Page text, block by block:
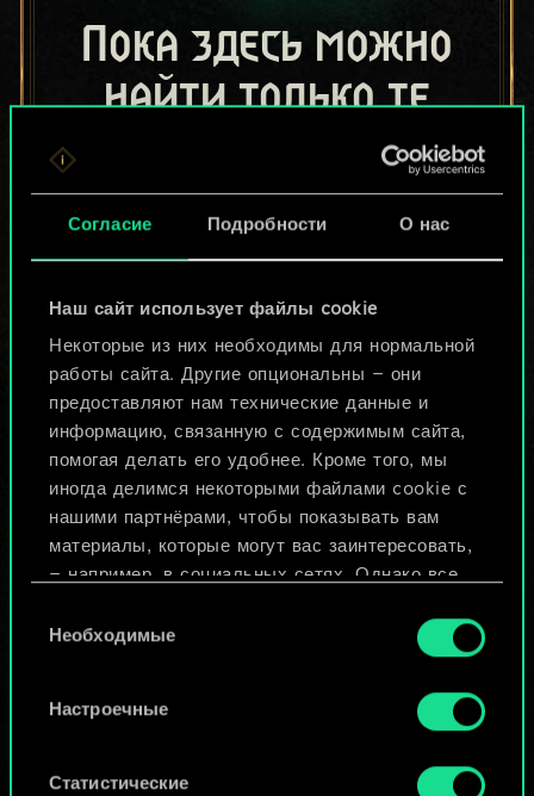
Согласие Подробности О нас
Наш сайт использует файлы cookie
Некоторые из них необходимы для нормальной
работы сайта. Другие опциональны — они
предоставляют нам технические данные и
информацию, связанную с содержимым сайта,
помогая делать его удобнее. Кроме того, мы
иногда делимся некоторыми файлами cookie с
нашими партнёрами, чтобы показывать вам
материалы, которые могут вас заинтересовать,
— например, в социальных сетях. Однако все
разрешения.
Найти подробную информацию о том, как мы
используем ваши файлы cookie, и изменить
«Настройки» ниже.
согласия
Необходимые
Настроечные
Статистические
Пока здесь можно
найти только те
колоды, которыми
поделились другие
игроки.
Но их может быть
больше!
Назвать колоду и описать её
Изменить колоду
ИЛИ